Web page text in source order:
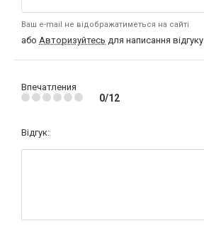
Ваш e-mail не відображатиметься на сайті
або Авторизуйтесь для написання відгуку
Впечатления
0/12
Відгук: